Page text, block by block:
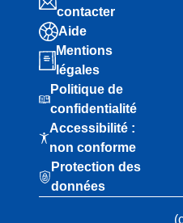
contacter
Aide
Mentions
légales
Politique de
confidentialité
Accessibilité :
non conforme
Protection des
données